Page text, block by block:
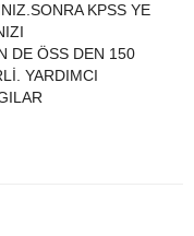
KPSS YE
DE ÖSS DEN 150
YARDIMCI